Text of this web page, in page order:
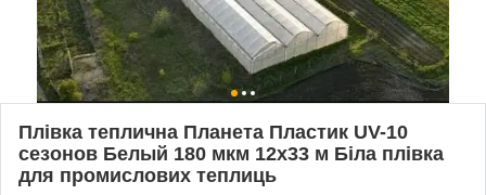
Плівка теплична Планета Пластик UV-10
сезонов Белый 180 мкм 12х33 м Біла плівка
для промислових теплиць